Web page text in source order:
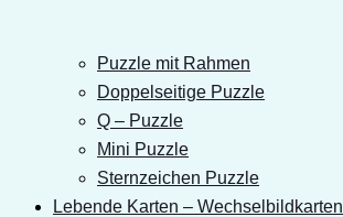
Puzzle mit Rahmen
Doppelseitige Puzzle
Q – Puzzle
Mini Puzzle
Sternzeichen Puzzle
Lebende Karten – Wechselbildkarten